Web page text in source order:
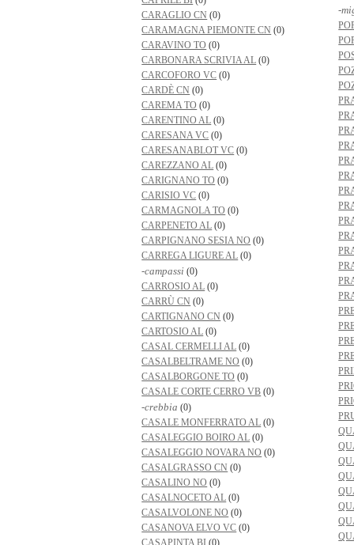
CARAGLIO CN (0)
CARAMAGNA PIEMONTE CN (0)
CARAVINO TO (0)
CARBONARA SCRIVIA AL (0)
CARCOFORO VC (0)
CARDÈ CN (0)
CAREMA TO (0)
CARENTINO AL (0)
CARESANA VC (0)
CARESANABLOT VC (0)
CAREZZANO AL (0)
CARIGNANO TO (0)
CARISIO VC (0)
CARMAGNOLA TO (0)
CARPENETO AL (0)
CARPIGNANO SESIA NO (0)
CARREGA LIGURE AL (0)
-campassi (0)
CARROSIO AL (0)
CARRÙ CN (0)
CARTIGNANO CN (0)
CARTOSIO AL (0)
CASAL CERMELLI AL (0)
CASALBELTRAME NO (0)
CASALBORGONE TO (0)
CASALE CORTE CERRO VB (0)
-crebbia (0)
CASALE MONFERRATO AL (0)
CASALEGGIO BOIRO AL (0)
CASALEGGIO NOVARA NO (0)
CASALGRASSO CN (0)
CASALINO NO (0)
CASALNOCETO AL (0)
CASALVOLONE NO (0)
CASANOVA ELVO VC (0)
-